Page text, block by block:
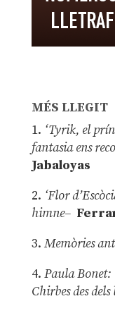
MÉS LLEGIT
1. ‘Tyrik, el
fantasia ens
Jabaloyas
2. ‘Flor
himne–
3. Memòries
4. Paula
Chirbes des